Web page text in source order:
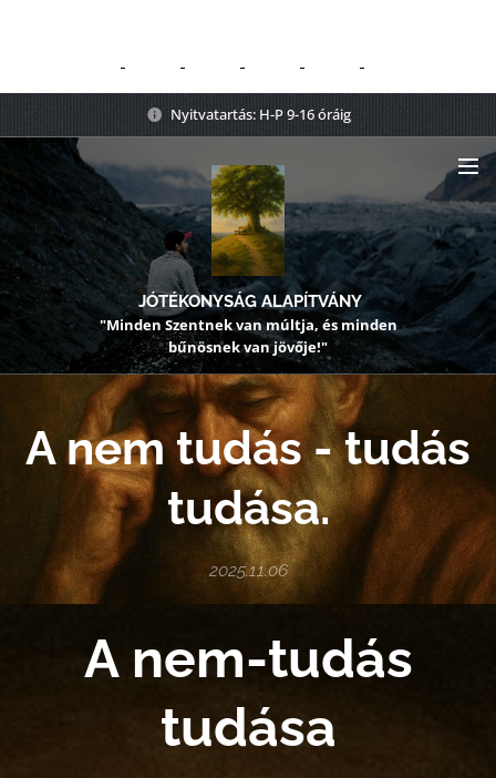
Nyitvatartás: H-P 9-16 óráig
JÓTÉKONYSÁG ALAPÍTVÁNY
"Minden Szentnek van múltja, és minden
bűnösnek van jövője!"
A nem tudás - tudás
tudása.
2025.11.06
A nem-tudás
tudása